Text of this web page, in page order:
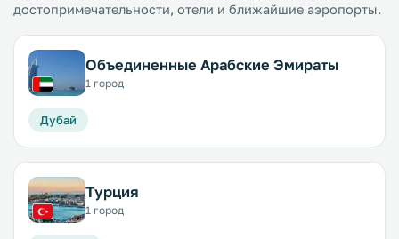
достопримечательности, отели и ближайшие аэропорты.
Объединенные Арабские Эмираты
1 город
Дубай
Турция
1 город